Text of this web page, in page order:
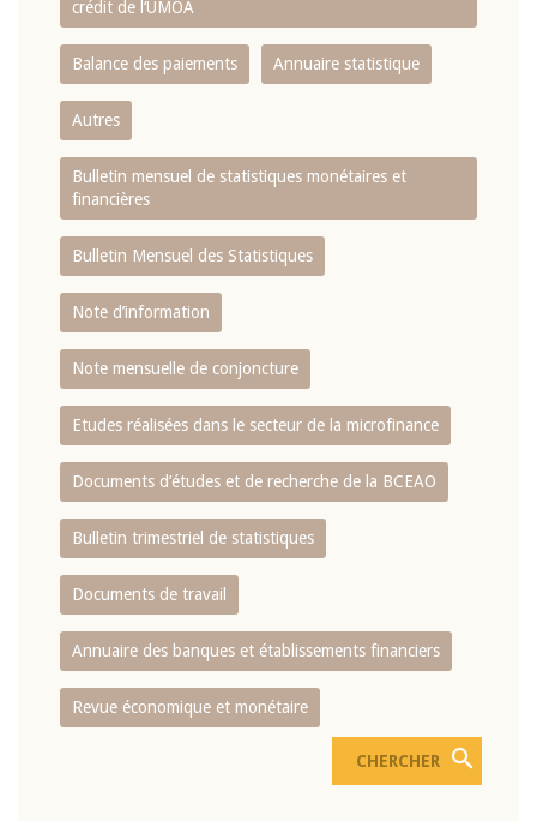
crédit de l‘UMOA
Balance des paiements Annuaire statistique
Autres
Bulletin mensuel de statistiques monétaires et
financières
Bulletin Mensuel des Statistiques
Note d’information
Note mensuelle de conjoncture
Etudes réalisées dans le secteur de la microfinance
Documents d’études et de recherche de la BCEAO
Bulletin trimestriel de statistiques
Documents de travail
Annuaire des banques et établissements financiers
Revue économique et monétaire